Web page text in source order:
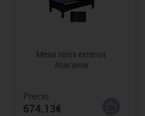
Mesa tenis exterior
Atacama
Precio
674.13€